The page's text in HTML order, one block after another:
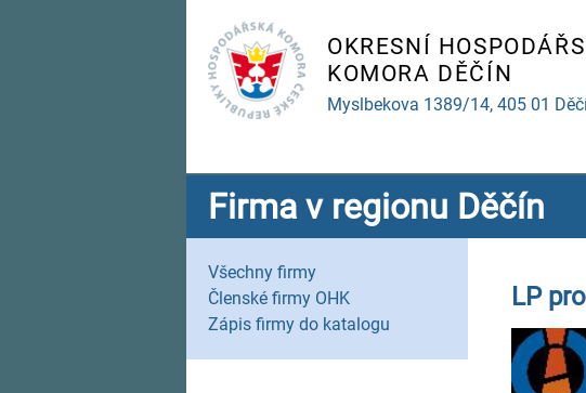
OKRESNÍ
KOMORA DĚČÍN
Myslbekova 1389/14, 405 01
Firma v regionu Děčín
Všechny firmy
Členské firmy OHK
Zápis firmy do katalogu
LP